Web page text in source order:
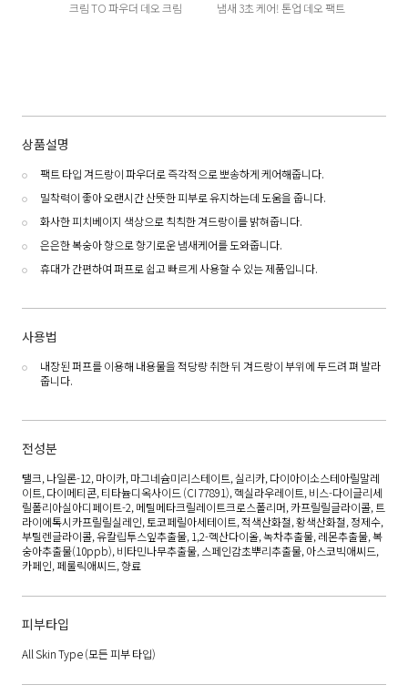
크림 TO 파우더 데오 크림
냄새 3초 케어! 톤업 데오 팩트
상품설명
팩트 타입 겨드랑이 파우더로 즉각적으로 뽀송하게 케어해줍니다.
밀착력이 좋아 오랜시간 산뜻한 피부로 유지하는데 도움을 줍니다.
화사한 피치베이지 색상으로 칙칙한 겨드랑이를 밝혀줍니다.
은은한 복숭아 향으로 향기로운 냄새케어를 도와줍니다.
휴대가 간편하여 퍼프로 쉽고 빠르게 사용할 수 있는 제품입니다.
사용법
내장된 퍼프를 이용해 내용물을 적당량 취한 뒤 겨드랑이 부위에 두드려 펴 발라
줍니다.
전성분
탤크, 나일론-12, 마이카, 마그네슘미리스테이트, 실리카, 다이아이소스테아릴말레
이트, 다이메티콘, 티타늄디옥사이드 (CI 77891), 헥실라우레이트, 비스-다이글리세
릴폴리아실아디페이트-2, 메틸메타크릴레이트크로스폴리머, 카프릴릴글라이콜, 트
라이에톡시카프릴릴실레인, 토코페릴아세테이트, 적색산화철, 황색산화철, 정제수,
부틸렌글라이콜, 유칼립투스잎추출물, 1,2-헥산다이올, 녹차추출물, 레몬추출물, 복
숭아추출물(10ppb), 비타민나무추출물, 스페인감초뿌리추출물, 아스코빅애씨드,
카페인, 페룰릭애씨드, 향료
피부타입
All Skin Type(모든 피부 타입)